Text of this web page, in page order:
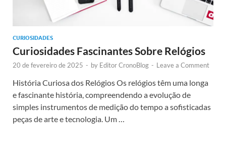
CURIOSIDADES
Curiosidades Fascinantes Sobre Relógios
20 de fevereiro de 2025 - by Editor CronoBlog - Leave a Comment
História Curiosa dos Relógios Os relógios têm uma longa
e fascinante história, compreendendo a evolução de
simples instrumentos de medição do tempo a sofisticadas
peças de arte e tecnologia. Um …